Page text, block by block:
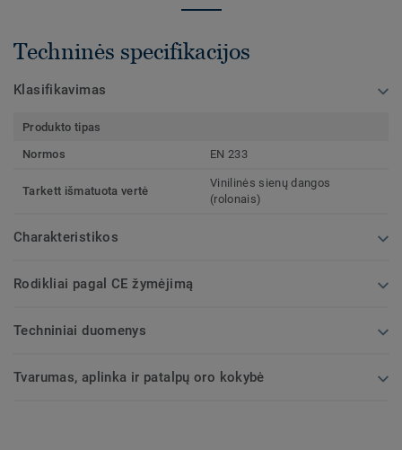
Techninės specifikacijos
Klasifikavimas
Produkto tipas
Normos
EN 233
Tarkett išmatuota vertė
Vinilinės sienų dangos
(rolonais)
Charakteristikos
Rodikliai pagal CE žymėjimą
Techniniai duomenys
Tvarumas, aplinka ir patalpų oro kokybė